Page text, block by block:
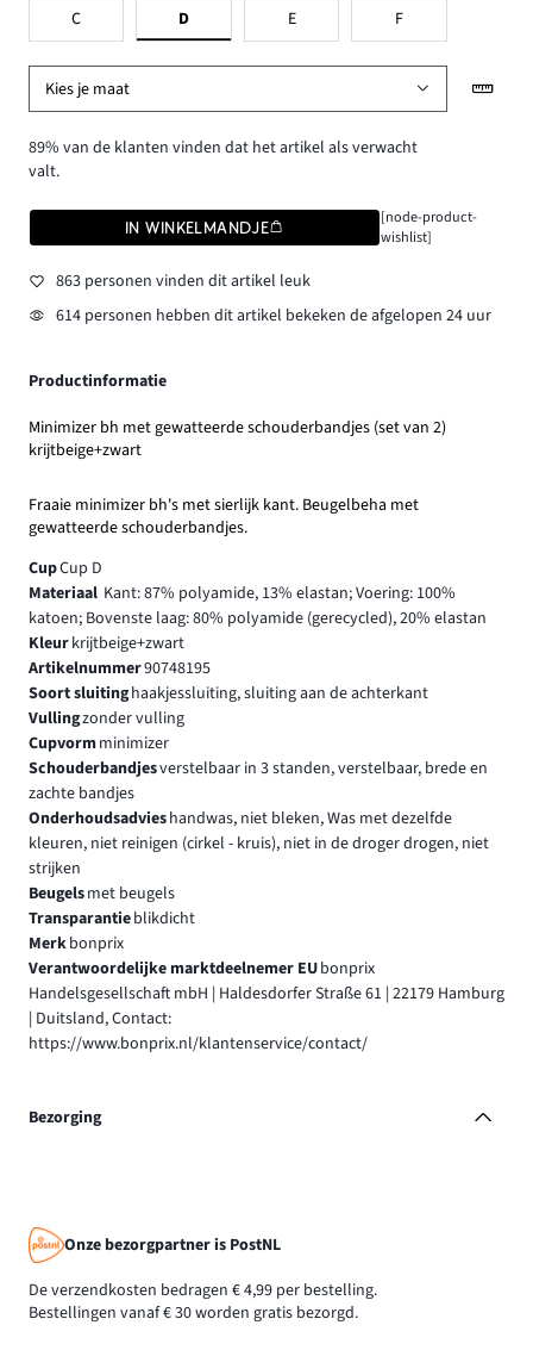
C D E F
Kies je maat
89% van de klanten vinden dat het artikel als verwacht
valt.
IN WINKELMANDJE
[node-product-
wishlist]
863 personen vinden dit artikel leuk
614 personen hebben dit artikel bekeken de afgelopen 24 uur
Productinformatie
Minimizer bh met gewatteerde schouderbandjes (set van 2)
krijtbeige+zwart
Fraaie minimizer bh's met sierlijk kant. Beugelbeha met
gewatteerde schouderbandjes.
CupCup D
Materiaal Kant: 87% polyamide, 13% elastan; Voering: 100%
katoen; Bovenste laag: 80% polyamide (gerecycled), 20% elastan
Kleurkrijtbeige+zwart
Artikelnummer90748195
Soort sluitinghaakjessluiting, sluiting aan de achterkant
Vullingzonder vulling
Cupvormminimizer
Schouderbandjesverstelbaar in 3 standen, verstelbaar, brede en
zachte bandjes
Onderhoudsadvieshandwas, niet bleken, Was met dezelfde
kleuren, niet reinigen (cirkel - kruis), niet in de droger drogen, niet
strijken
Beugelsmet beugels
Transparantieblikdicht
Merkbonprix
Verantwoordelijke marktdeelnemer EUbonprix
Handelsgesellschaft mbH | Haldesdorfer Straße 61 | 22179 Hamburg
| Duitsland, Contact:
https://www.bonprix.nl/klantenservice/contact/
Bezorging
Onze bezorgpartner is PostNL
De verzendkosten bedragen € 4,99 per bestelling.
Bestellingen vanaf € 30 worden gratis bezorgd.